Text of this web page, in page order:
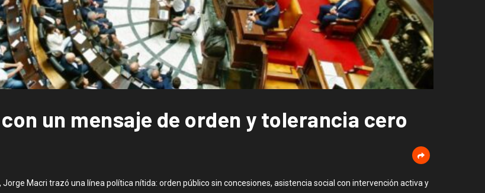
un mensaje de orden y tolerancia cero
Macri trazó una línea política nítida: orden público sin concesiones, asistencia social con intervención activa y